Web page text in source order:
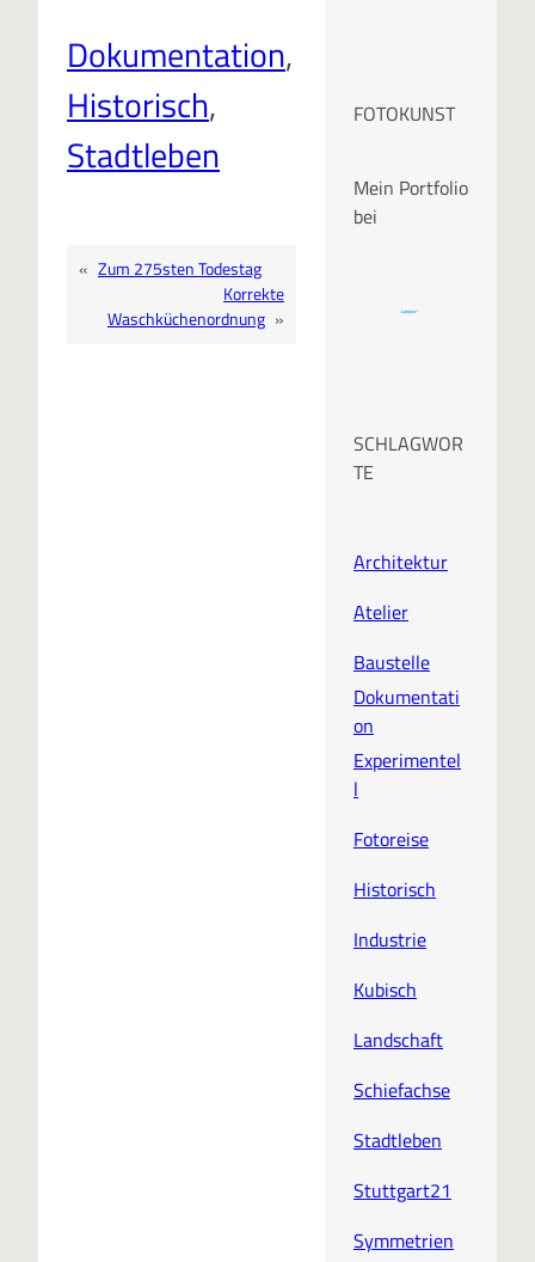
Dokumentation
Historisch
Stadtleben
« Zum 275sten Todestag
Korrekte
Waschküchenordnung »
FOTOKUNST
Mein Portfolio
bei
SCHLAGWOR
TE
Architektur
Atelier
Baustelle
Dokumentati
on
Experimentel
l
Fotoreise
Historisch
Industrie
Kubisch
Landschaft
Schiefachse
Stadtleben
Stuttgart21
Symmetrien